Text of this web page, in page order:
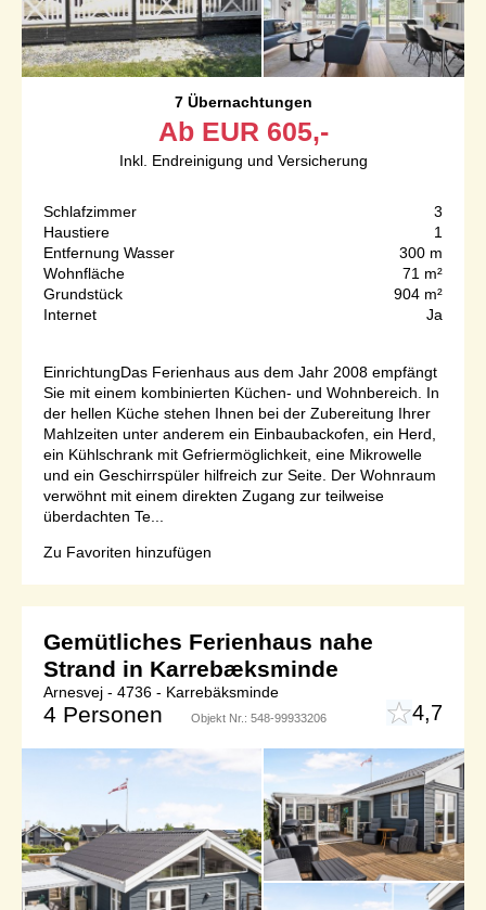
7 Übernachtungen
Ab EUR 605,-
Inkl. Endreinigung und Versicherung
Schlafzimmer
3
Haustiere
1
Entfernung Wasser
300 m
Wohnfläche
71 m²
Grundstück
904 m²
Internet
Ja
EinrichtungDas Ferienhaus aus dem Jahr 2008 empfängt
Sie mit einem kombinierten Küchen- und Wohnbereich. In
der hellen Küche stehen Ihnen bei der Zubereitung Ihrer
Mahlzeiten unter anderem ein Einbaubackofen, ein Herd,
ein Kühlschrank mit Gefriermöglichkeit, eine Mikrowelle
und ein Geschirrspüler hilfreich zur Seite. Der Wohnraum
verwöhnt mit einem direkten Zugang zur teilweise
überdachten Te...
Zu Favoriten hinzufügen
Gemütliches Ferienhaus nahe
Strand in Karrebæksminde
Arnesvej - 4736 - Karrebäksminde
4 Personen Objekt Nr.: 548-99933206 4,7